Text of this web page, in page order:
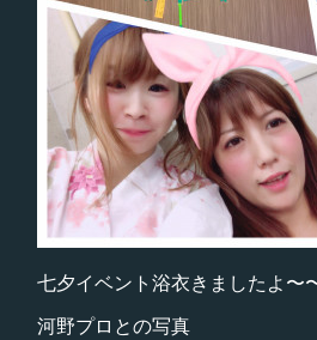
七夕イベント浴衣きましたよ〜
河野プロとの写真